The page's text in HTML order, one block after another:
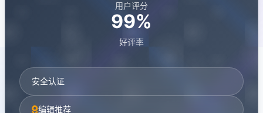
用户评分
99%
好评率
安全认证
编辑推荐